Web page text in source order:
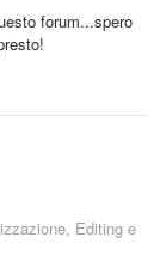
forum...spero
Editing e